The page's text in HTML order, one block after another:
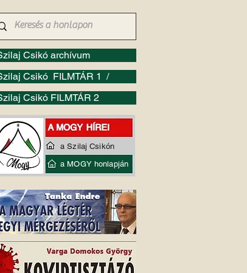
Csikó archívum
Csikó FILMTÁR 1 /
Csikó FILMTÁR 2
a Szilaj Csikón
a MOGY honlapján